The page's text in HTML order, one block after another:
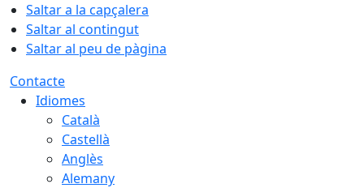
Saltar a la capçalera
Saltar al contingut
Saltar al peu de pàgina
Contacte
Idiomes
Català
Castellà
Anglès
Alemany